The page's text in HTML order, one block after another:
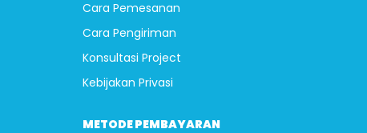
Cara Pemesanan
Cara Pengiriman
Konsultasi Project
Kebijakan Privasi
METODE PEMBAYARAN